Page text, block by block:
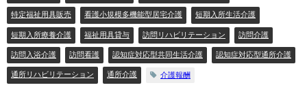
特定福祉用具販売 看護小規模多機能型居宅介護 短期入所生活介護
短期入所療養介護 福祉用具貸与 訪問リハビリテーション 訪問介護
訪問入浴介護 訪問看護 認知症対応型共同生活介護 認知症対応型通所介護
通所リハビリテーション 通所介護 介護報酬